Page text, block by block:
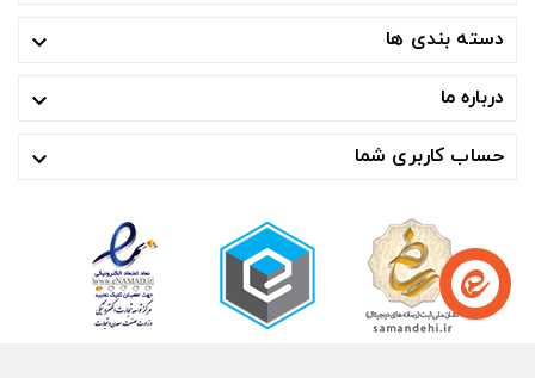
دسته بندی ها 
درباره ما 
حساب کاربری شما 